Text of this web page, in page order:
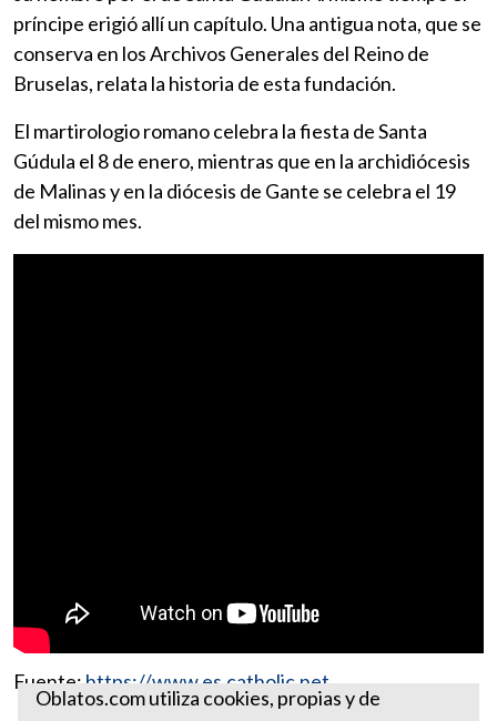
príncipe erigió allí un capítulo. Una antigua nota, que se
conserva en los Archivos Generales del Reino de
Bruselas, relata la historia de esta fundación.
El martirologio romano celebra la fiesta de Santa
Gúdula el 8 de enero, mientras que en la archidiócesis
de Malinas y en la diócesis de Gante se celebra el 19
del mismo mes.
Fuente: https://www.es.catholic.net
Oblatos.com utiliza cookies, propias y de